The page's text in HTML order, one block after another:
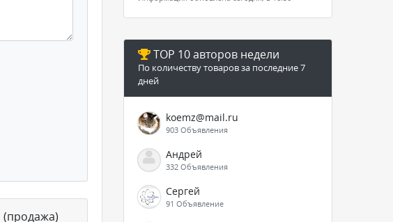
(продажа)
TOP 10 авторов недели
По количеству товаров за последние 7
дней
koemz@mail.ru
903 Объявления
Андрей
332 Объявления
Сергей
91 Объявление